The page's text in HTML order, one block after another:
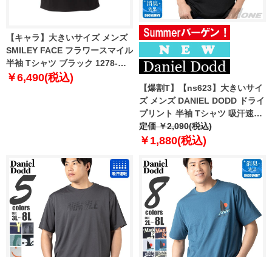
【キャラ】大きいサイズ メンズ
SMILEY FACE フラワースマイル
半袖 Tシャツ ブラック 1278-
2245-2 3L 4L 5L 6L
￥6,490(税込)
【爆割T】【ns623】大きいサイ
ズ メンズ DANIEL DODD ドライ
プリント 半袖 Tシャツ 吸汗速乾
春夏新作 azt-2602dry1 【fre】
定価 ￥2,090(税込)
￥1,880(税込)